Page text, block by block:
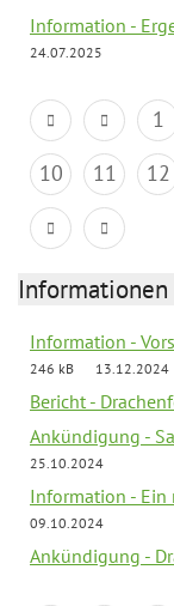
Information -
24.07.2025
1
10
11 12
Information -
246 kB
13.12.2024
Bericht -
Ankündigung -
25.10.2024
Information - Ein
09.10.2024
Ankündigung -